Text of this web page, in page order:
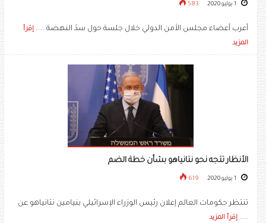
583
أعرب أعضاء مجلس الأمن الدولي خلال جلسة حول سدّ النهضة ..... إقرأ
المزيد
الأنظار تتجه نحو نتانياهو بشأن خطة الضم
619
تنتظر حكومات العالم إعلان رئيس الوزراء الإسرائيلي بنيامين نتانياهو عن
..... إقرأ المزيد